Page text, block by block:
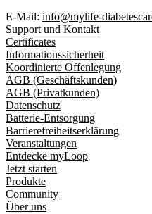
E-Mail: info@mylife-
Support und Kontakt
Certificates
Informationssicherheit
Koordinierte Offenlegung
AGB (Geschäftskunden)
AGB (Privatkunden)
Datenschutz
Batterie-Entsorgung
Barrierefreiheitserklärung
Veranstaltungen
Entdecke myLoop
Jetzt starten
Produkte
Community
Über uns